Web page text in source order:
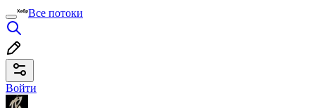
Все потоки
Войти